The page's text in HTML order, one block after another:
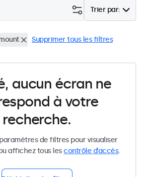
Trier par:
Supprimer tous les filtres
aucun écran ne
à votre
recherche.
de filtres pour visualiser
affichez tous lescontrôle d’accès.